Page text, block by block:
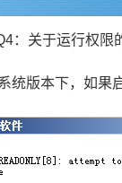
：关于运行权限
版本下，如果